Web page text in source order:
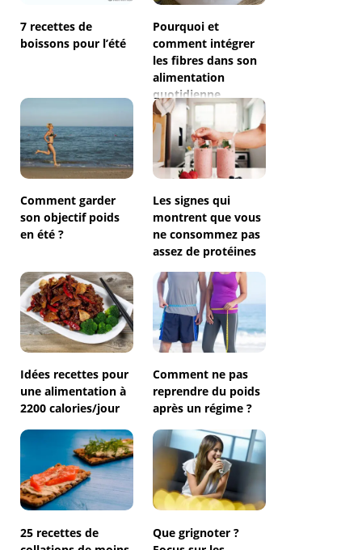
7 recettes de
boissons pour l’été
Pourquoi et
comment intégrer
les fibres dans son
alimentation
quotidienne
Comment garder
son objectif poids
en été ?
Les signes qui
montrent que vous
ne consommez pas
assez de protéines
Idées recettes pour
une alimentation à
2200 calories/jour
Comment ne pas
reprendre du poids
après un régime ?
25 recettes de
Que grignoter ?